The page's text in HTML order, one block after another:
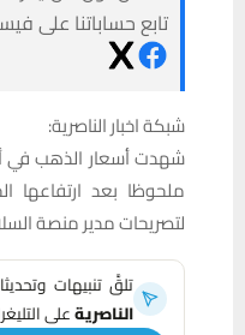
تابع حساباتنا على
شبكة اخبار الناصرية:
شهدت أسعار الذهب في
ملحوظا بعد ارتفاعها
لتصريحات مدير منصة
تلقَّ تنبيهات
الناصريةعلى